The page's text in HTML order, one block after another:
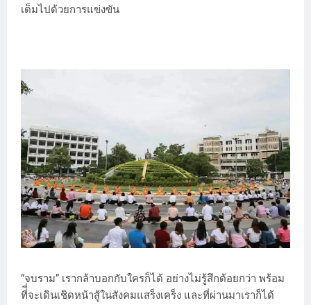
เต็มไปด้วยการแข่งขัน
“จบราม” เรากล้าบอกกับใครก็ได้ อย่างไม่รู้สึกด้อยกว่า พร้อม
ที่ี่จะเดินเชิดหน้าสู้ในสังคมแสร็งเคร็ง และที่ผ่านมาเราก็ได้